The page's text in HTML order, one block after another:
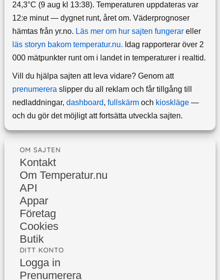
24,3°C (9 aug kl 13:38). Temperaturen uppdateras var
12:e minut — dygnet runt, året om. Väderprognoser
hämtas från yr.no. Läs mer om hur sajten fungerareller
läs storyn bakom temperatur.nu. Idag rapporterar över 2
000 mätpunkter runt om i landet in temperaturer i realtid.
Vill du hjälpa sajten att leva vidare? Genom att
prenumereraslipper du all reklam och får tillgång till
nedladdningar, dashboard, fullskärmoch kioskläge—
och du gör det möjligt att fortsätta utveckla sajten.
OM SAJTEN
Kontakt
Om Temperatur.nu
API
Appar
Företag
Cookies
Butik
DITT KONTO
Logga in
Prenumerera